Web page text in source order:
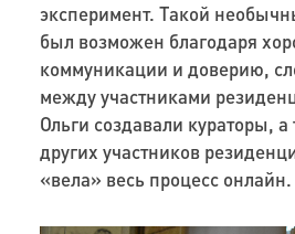
эксперимент. Такой
был возможен благодаря
коммуникации и доверию,
между участниками
Ольги создавали кураторы,
других участников
«вела» весь процесс онлайн.